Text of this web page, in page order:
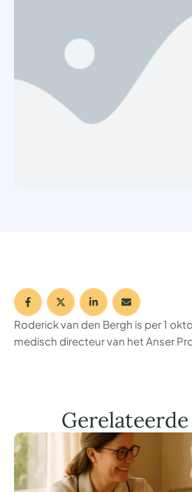
Roderick van den Bergh is per 1
medisch directeur van het Anser